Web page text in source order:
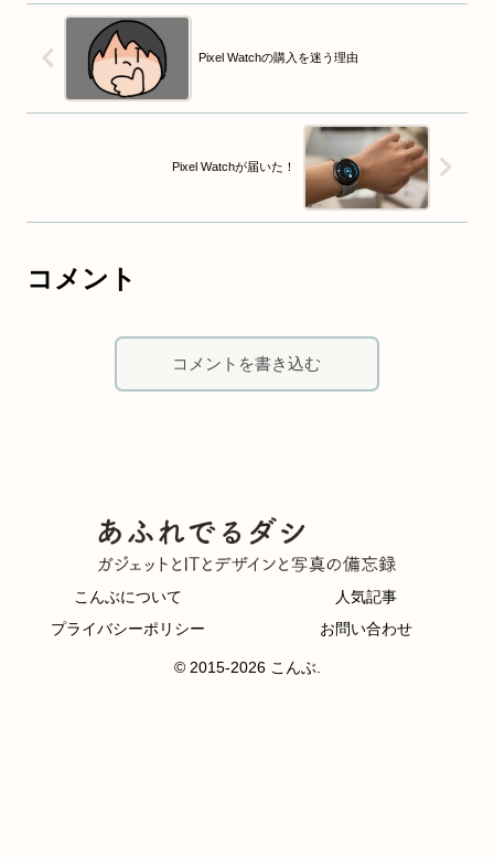
Pixel Watchの購入を迷う理由
Pixel Watchが届いた！
コメント
コメントを書き込む
こんぶについて
人気記事
プライバシーポリシー
お問い合わせ
© 2015-2026 こんぶ.